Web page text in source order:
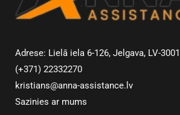
Adrese: Lielā iela 6-126, Jelgava, LV-3001
(+371) 22332270
kristians@anna-assistance.lv
Sazinies ar mums